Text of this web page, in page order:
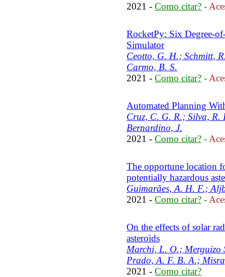
2021 - Como citar? -
RocketPy: Six Degree-
Simulator
Ceotto, G. H.; Schmitt,
Carmo, B. S.
2021 - Como citar? -
Automated Planning
Cruz, C. G. R.; Silva,
Bernardino, J.
2021 - Como citar? -
The opportune location
potentially hazardous
Guimarães, A. H. F.;
2021 - Como citar? -
On the effects of solar
asteroids
Marchi, L. O.; Merguizo
Prado, A. F. B. A.;
2021 - Como citar?